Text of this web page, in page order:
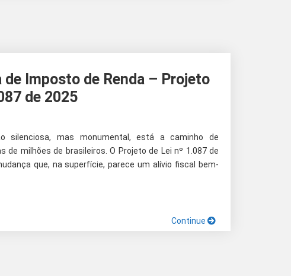
de Imposto de Renda – Projeto
de 2025
silenciosa, mas monumental, está a caminho de
de milhões de brasileiros. O Projeto de Lei nº 1.087 de
que, na superfície, parece um alívio fiscal bem-
Continue